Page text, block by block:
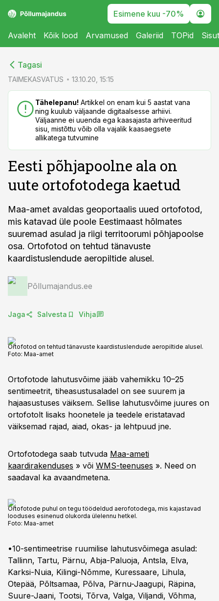
Esimene kuu -70%
Avaleht Kõik lood Arvamused Galeriid TOPid
Tagasi
TAIMEKASVATUS 13.10.20, 15:15
Tähelepanu! Artikkel on enam kui 5 aastat vana
ning kuulub väljaande digitaalsesse arhiivi.
Väljaanne ei uuenda ega kaasajasta arhiveeritud
sisu, mistõttu võib olla vajalik kaasaegsete
allikatega tutvumine
Eesti põhjapoolne ala on
uute ortofotodega kaetud
Maa-amet avaldas geoportaalis uued ortofotod,
mis katavad üle poole Eestimaast hõlmates
suuremad asulad ja riigi territoorumi põhjapoolse
osa. Ortofotod on tehtud tänavuste
kaardistuslendude aeropiltide alusel.
Põllumajandus.ee
Jaga Salvesta Vihja
Ortofotod on tehtud tänavuste kaardistuslendude aeropiltide alusel.
Foto: Maa-amet
Ortofotode lahutusvõime jääb vahemikku 10–25
sentimeetrit, tiheasustusaladel on see suurem ja
hajaasustuses väiksem. Sellise lahutusvõime juures on
ortofotolt lisaks hoonetele ja teedele eristatavad
väiksemad rajad, aiad, okas- ja lehtpuud jne.
Ortofotodega saab tutvuda Maa-ameti
kaardirakenduses » või WMS-teenuses ». Need on
saadaval ka avaandmetena.
Ortofotode puhul on tegu töödeldud aerofotodega, mis kajastavad
looduses esinenud olukorda ülelennu hetkel.
Foto: Maa-amet
•10-sentimeetrise ruumilise lahutusvõimega asulad:
Tallinn, Tartu, Pärnu, Abja-Paluoja, Antsla, Elva,
Karksi-Nuia, Kilingi-Nõmme, Kuressaare, Lihula,
Otepää, Põltsamaa, Põlva, Pärnu-Jaagupi, Räpina,
Suure-Jaani, Tootsi, Tõrva, Valga, Viljandi, Võhma,